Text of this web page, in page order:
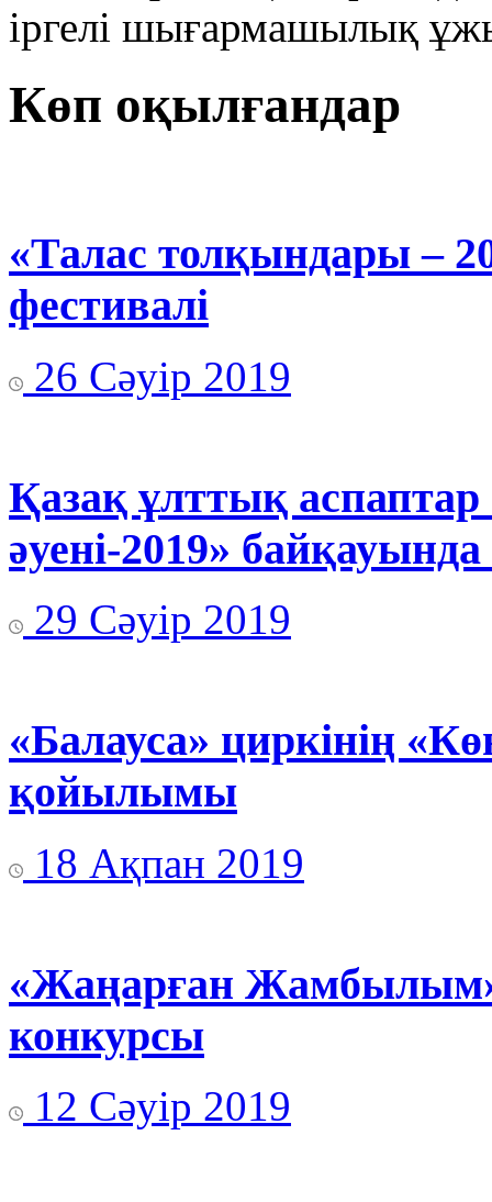
іргелі шығармашылық
Көп оқылғандар
«Талас толқындары –
фестивалі
26 Сәуір 2019
Қазақ ұлттық
әуені-2019»
29 Сәуір 2019
«Балауса» циркінің
қойылымы
18 Ақпан 2019
«Жаңарған
конкурсы
12 Сәуір 2019